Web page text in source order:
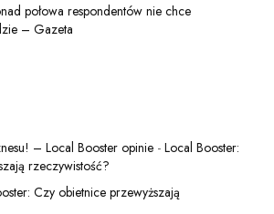
połowa respondentów nie chce
– Gazeta
– Local Booster opinie - Local Booster:
rzeczywistość?
Czy obietnice przewyższają